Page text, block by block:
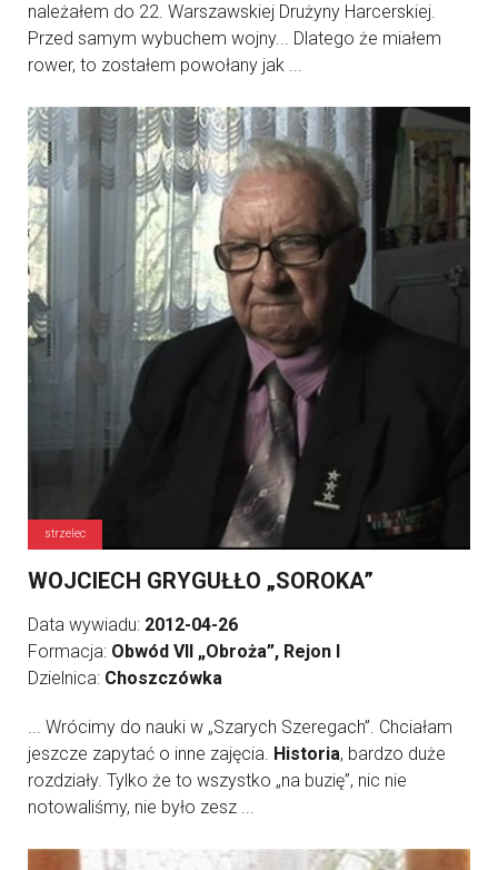
należałem do 22. Warszawskiej Drużyny Harcerskiej.
Przed samym wybuchem wojny... Dlatego że miałem
rower, to zostałem powołany jak ...
strzelec
WOJCIECH GRYGUŁŁO „SOROKA”
Data wywiadu: 2012-04-26
Formacja: Obwód VII „Obroża”, Rejon I
Dzielnica: Choszczówka
... Wrócimy do nauki w „Szarych Szeregach”. Chciałam
jeszcze zapytać o inne zajęcia. Historia, bardzo duże
rozdziały. Tylko że to wszystko „na buzię”, nic nie
notowaliśmy, nie było zesz ...